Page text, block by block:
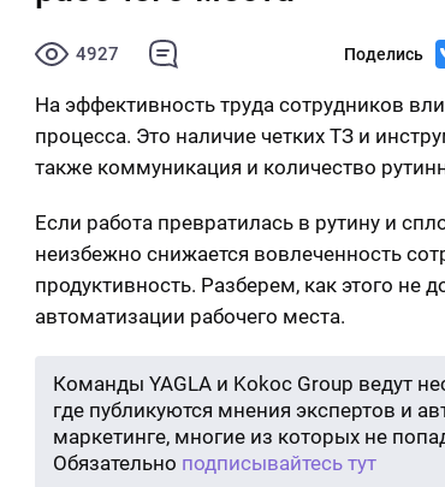
4927 Поделись
На эффективность труда сотрудников
процесса. Это наличие четких ТЗ и
также коммуникация и количество
Если работа превратилась в рутину и
неизбежно снижается вовлеченность
продуктивность. Разберем, как этого не
автоматизации рабочего места.
Команды YAGLA и Kokoc Group ведут
где публикуются мнения экспертов и
маркетинге, многие из которых не
Обязательно подписывайтесь тут